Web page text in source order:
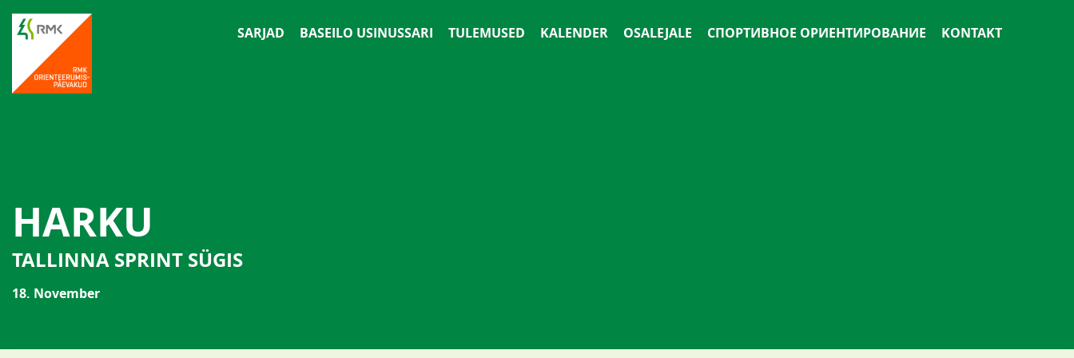
SARJAD BASEILO USINUSSARI TULEMUSED KALENDER OSALEJALE СПОРТИВНОЕ ОРИЕНТИРОВАНИЕ KONTAKT
HARKU
TALLINNA SPRINT SÜGIS
18. November